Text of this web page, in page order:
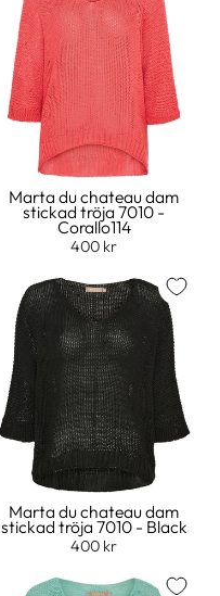
Marta du chateau dam
stickad tröja 7010 -
Corallo114
400 kr
Marta du chateau dam
stickad tröja 7010 - Black
400 kr